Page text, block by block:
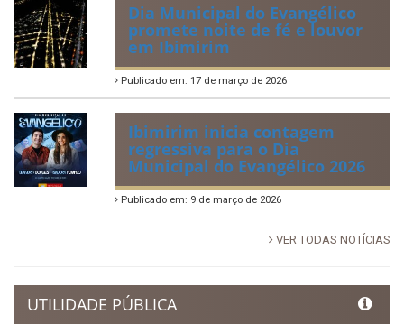
Dia Municipal do Evangélico
promete noite de fé e louvor
em Ibimirim
Publicado em: 17 de março de 2026
Ibimirim inicia contagem
regressiva para o Dia
Municipal do Evangélico 2026
Publicado em: 9 de março de 2026
VER TODAS NOTÍCIAS
UTILIDADE PÚBLICA